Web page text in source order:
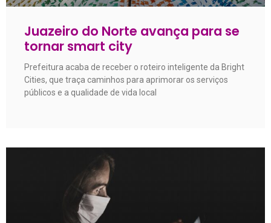
Juazeiro do Norte avança para se
tornar smart city
Prefeitura acaba de receber o roteiro inteligente da Bright
Cities, que traça caminhos para aprimorar os serviços
públicos e a qualidade de vida local